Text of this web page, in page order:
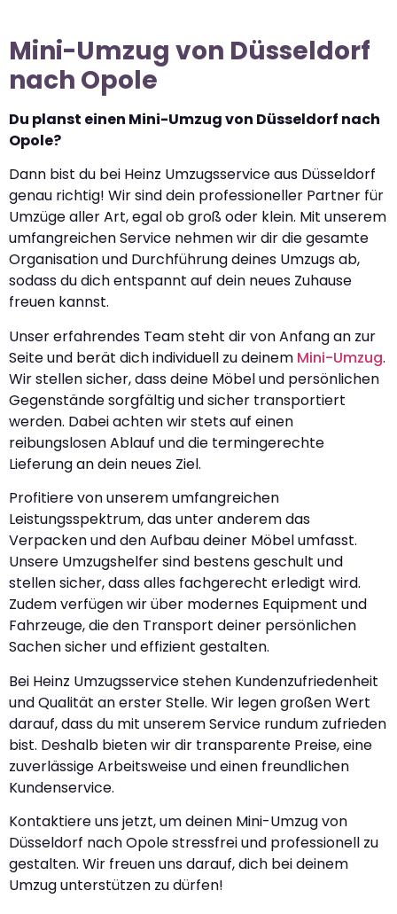
Mini-Umzug von Düsseldorf
nach Opole
Du planst einen Mini-Umzug von Düsseldorf nach
Opole?
Dann bist du bei Heinz Umzugsservice aus Düsseldorf
genau richtig! Wir sind dein professioneller Partner für
Umzüge aller Art, egal ob groß oder klein. Mit unserem
umfangreichen Service nehmen wir dir die gesamte
Organisation und Durchführung deines Umzugs ab,
sodass du dich entspannt auf dein neues Zuhause
freuen kannst.
Unser erfahrendes Team steht dir von Anfang an zur
Seite und berät dich individuell zu deinem Mini-Umzug.
Wir stellen sicher, dass deine Möbel und persönlichen
Gegenstände sorgfältig und sicher transportiert
werden. Dabei achten wir stets auf einen
reibungslosen Ablauf und die termingerechte
Lieferung an dein neues Ziel.
Profitiere von unserem umfangreichen
Leistungsspektrum, das unter anderem das
Verpacken und den Aufbau deiner Möbel umfasst.
Unsere Umzugshelfer sind bestens geschult und
stellen sicher, dass alles fachgerecht erledigt wird.
Zudem verfügen wir über modernes Equipment und
Fahrzeuge, die den Transport deiner persönlichen
Sachen sicher und effizient gestalten.
Bei Heinz Umzugsservice stehen Kundenzufriedenheit
und Qualität an erster Stelle. Wir legen großen Wert
darauf, dass du mit unserem Service rundum zufrieden
bist. Deshalb bieten wir dir transparente Preise, eine
zuverlässige Arbeitsweise und einen freundlichen
Kundenservice.
Kontaktiere uns jetzt, um deinen Mini-Umzug von
Düsseldorf nach Opole stressfrei und professionell zu
gestalten. Wir freuen uns darauf, dich bei deinem
Umzug unterstützen zu dürfen!